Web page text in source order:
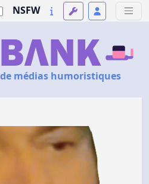
NSFW
médias humoristiques